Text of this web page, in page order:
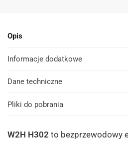
Opis
Informacje dodatkowe
Dane techniczne
Pliki do pobrania
W2H H302 to bezprzewodowy